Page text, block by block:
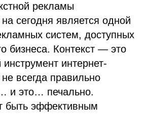
рекламы
сегодня является одной
систем, доступных
бизнеса. Контекст — это
интернет-
всегда правильно
и это… печально.
быть эффективным